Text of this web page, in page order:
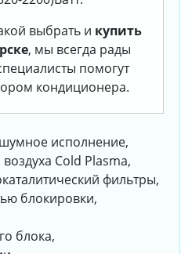
выбрать и купить
, мы всегда рады
помогут
кондиционера.
исполнение,
Cold Plasma,
фильтры,
блокировки,
блока,